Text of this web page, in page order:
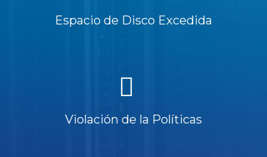
Espacio de Disco Excedida
Violación de la Políticas